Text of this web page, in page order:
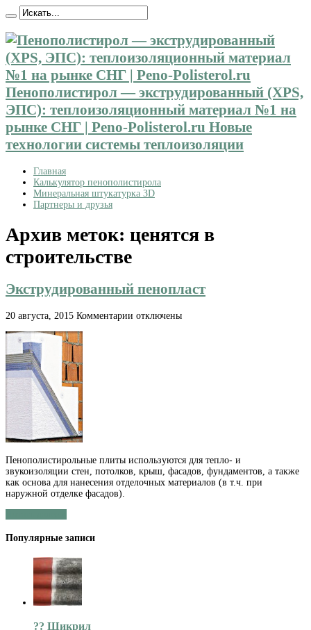
Пенополистирол — экструдированный (XPS,
ЭПС): теплоизоляционный материал №1 на
рынке СНГ | Peno-Polisterol.ru Новые
технологии системы теплоизоляции
Главная
Калькулятор пенополистирола
Минеральная штукатурка 3D
Партнеры и друзья
Архив меток: ценятся в
строительстве
Экструдированный пенопласт
20 августа, 2015 Комментарии котключены
Пенополистирольные плиты используются для тепло- и
звукоизоляции стен, потолков, крыш, фасадов, фундаментов, а также
как основа для нанесения отделочных материалов (в т.ч. при
наружной отделке фасадов).
Популярные записи
?️? Шикрил